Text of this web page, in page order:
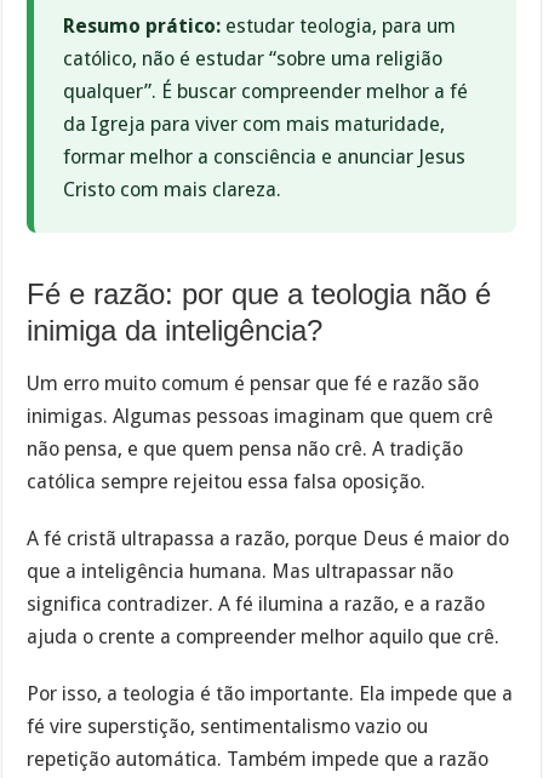
Resumo prático: estudar teologia, para um
católico, não é estudar “sobre uma religião
qualquer”. É buscar compreender melhor a fé
da Igreja para viver com mais maturidade,
formar melhor a consciência e anunciar Jesus
Cristo com mais clareza.
Fé e razão: por que a teologia não é
inimiga da inteligência?
Um erro muito comum é pensar que fé e razão são
inimigas. Algumas pessoas imaginam que quem crê
não pensa, e que quem pensa não crê. A tradição
católica sempre rejeitou essa falsa oposição.
A fé cristã ultrapassa a razão, porque Deus é maior do
que a inteligência humana. Mas ultrapassar não
significa contradizer. A fé ilumina a razão, e a razão
ajuda o crente a compreender melhor aquilo que crê.
Por isso, a teologia é tão importante. Ela impede que a
fé vire superstição, sentimentalismo vazio ou
repetição automática. Também impede que a razão